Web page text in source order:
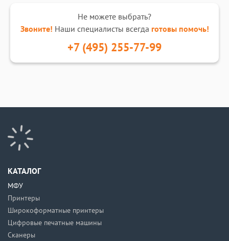
Не можете выбрать?
Звоните! Наши специалисты всегда готовы помочь!
+7 (495) 255-77-99
КАТАЛОГ
МФУ
Принтеры
Широкоформатные принтеры
Цифровые печатные машины
Сканеры